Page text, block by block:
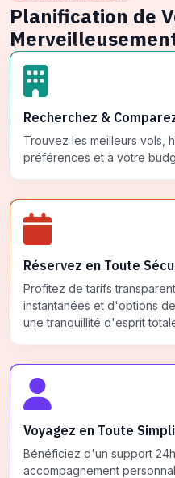
Planification de
Recherchez &
Trouvez les meilleurs vols,
préférences et à votre
Réservez en Toute
Profitez de tarifs
instantanées et d'options
une tranquillité d'esprit
Voyagez en Toute
Bénéficiez d'un support
accompagnement